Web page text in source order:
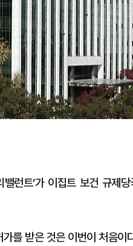
런트’가 이집트 보건 규제
를 받은 것은 이번이 처음이